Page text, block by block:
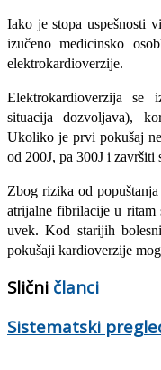
Iako je stopa uspešnosti
izučeno medicinsko
elektrokardioverzije.
Elektrokardioverzija se
situacija dozvoljava),
Ukoliko je prvi pokušaj
od 200J, pa 300J i završiti
Zbog rizika od
atrijalne fibrilacije u ritam
uvek. Kod starijih
pokušaji kardioverzije
Slični članci
Sistematski